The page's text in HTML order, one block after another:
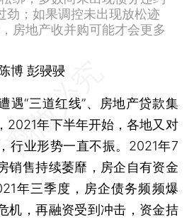
劲；如果调控未出现放松迹
房地产收并购可能才会更多
博 彭骎骎
“三道红线”、房地产贷款集
2021年下半年开始，各地又对
行业形势一直不振。2021年7
销售持续萎靡，房企自有资金
年三季度，房企债务频频爆
机，再融资受到冲击，资金拮